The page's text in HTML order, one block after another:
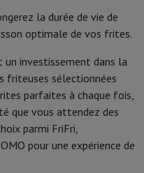
la durée de vie de
optimale de vos frites.
investissement dans la
friteuses sélectionnées
parfaites à chaque fois,
que vous attendez des
parmi FriFri,
pour une expérience de